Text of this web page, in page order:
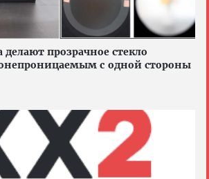
делают прозрачное стекло
с одной стороны